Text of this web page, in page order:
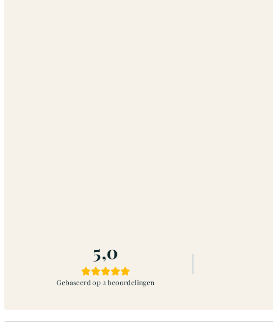
5,0
Gebaseerd op 2 beoordelingen